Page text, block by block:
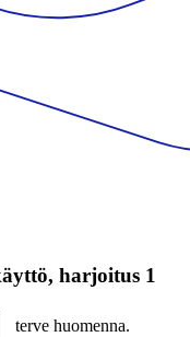
harjoitus 1
terve huomenna.